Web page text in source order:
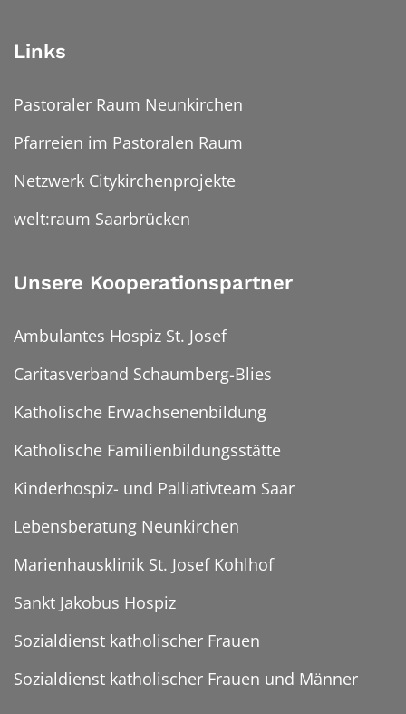
Links
Pastoraler Raum Neunkirchen
Pfarreien im Pastoralen Raum
Netzwerk Citykirchenprojekte
welt:raum Saarbrücken
Unsere Kooperationspartner
Ambulantes Hospiz St. Josef
Caritasverband Schaumberg-Blies
Katholische Erwachsenenbildung
Katholische Familienbildungsstätte
Kinderhospiz- und Palliativteam Saar
Lebensberatung Neunkirchen
Marienhausklinik St. Josef Kohlhof
Sankt Jakobus Hospiz
Sozialdienst katholischer Frauen
Sozialdienst katholischer Frauen und Männer